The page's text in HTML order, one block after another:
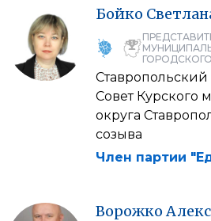
Бойко
Ставропольский
Совет Курского
округа
созыва
Член партии
Ворожко